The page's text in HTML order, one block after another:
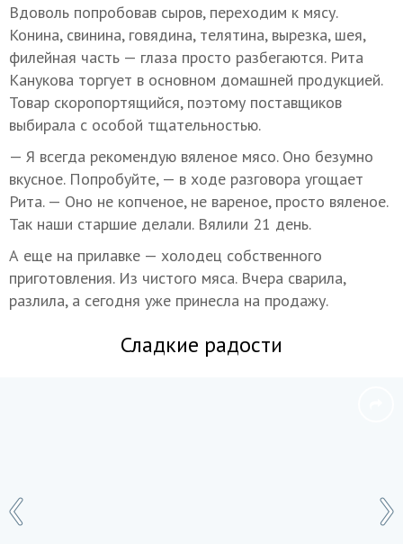
Вдоволь попробовав сыров, переходим к мясу.
Конина, свинина, говядина, телятина, вырезка, шея,
филейная часть — глаза просто разбегаются. Рита
Канукова торгует в основном домашней продукцией.
Товар скоропортящийся, поэтому поставщиков
выбирала с особой тщательностью.
— Я всегда рекомендую вяленое мясо. Оно безумно
вкусное. Попробуйте, — в ходе разговора угощает
Рита. — Оно не копченое, не вареное, просто вяленое.
Так наши старшие делали. Вялили 21 день.
А еще на прилавке — холодец собственного
приготовления. Из чистого мяса. Вчера сварила,
разлила, а сегодня уже принесла на продажу.
Сладкие радости